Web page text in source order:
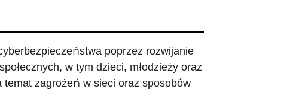
poprzez rozwijanie
w tym dzieci, młodzieży oraz
zagrożeń w sieci oraz sposobów